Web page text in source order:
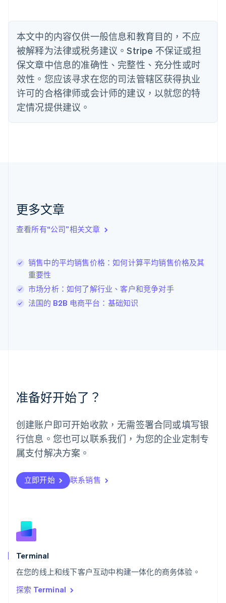
本文中的内容仅供一般信息和教育目的，不应
被解释为法律或税务建议。Stripe 不保证或担
保文章中信息的准确性、完整性、充分性或时
效性。您应该寻求在您的司法管辖区获得执业
许可的合格律师或会计师的建议，以就您的特
定情况提供建议。
更多文章
查看所有“公司”相关文章
销售中的平均销售价格：如何计算平均销售价格及其
重要性
市场分析：如何了解行业、客户和竞争对手
法国的 B2B 电商平台：基础知识
准备好开始了？
创建账户即可开始收款，无需签署合同或填写银
行信息。您也可以联系我们，为您的企业定制专
属支付解决方案。
立即开始 联系销售
Terminal
在您的线上和线下客户互动中构建一体化的商务体验。
探索 Terminal
English
丹麦
English
德国
DeutschEnglish
法国
FrançaisEnglish
芬兰
EnglishSvenska
English Italiano
拉脱维亚
立陶宛
DeutschEnglish
卢森堡
罗马尼亚
English
挪威
葡萄牙
Português English
日本
日本語English
瑞典
瑞士
DeutschFrançais
斯洛伐克
English
斯洛文尼亚
泰国
ไทยEnglish
English